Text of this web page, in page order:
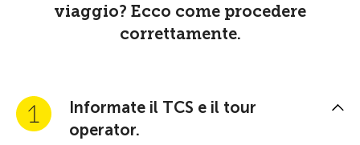
viaggio? Ecco come procedere
correttamente.
Informate il TCS e il tour
operator.